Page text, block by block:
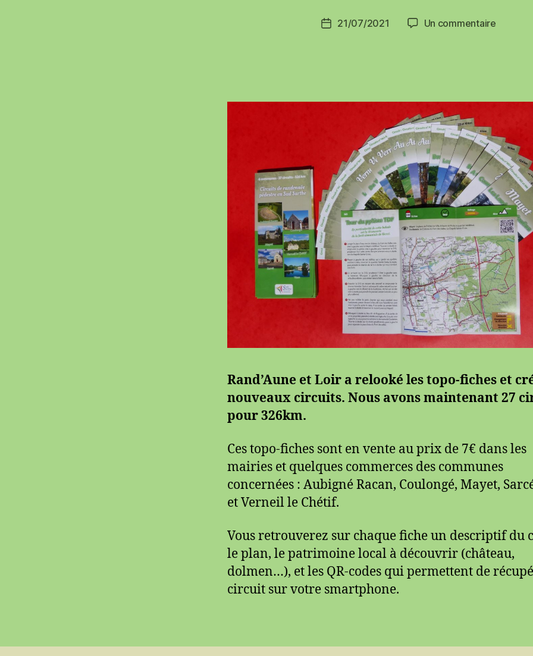
Date21/07/2021 Un commentairesur
Rand’Aune et Loir a relooké les topo-fiches et
nouveaux circuits. Nous avons maintenant 27
pour 326km.
Ces topo-fiches sont en vente au prix de 7€ dans les
mairies et quelques commerces des communes
concernées : Aubigné Racan, Coulongé, Mayet,
et Verneil le Chétif.
Vous retrouverez sur chaque fiche un descriptif du
le plan, le patrimoine local à découvrir (château,
dolmen…), et les QR-codes qui permettent de
circuit sur votre smartphone.